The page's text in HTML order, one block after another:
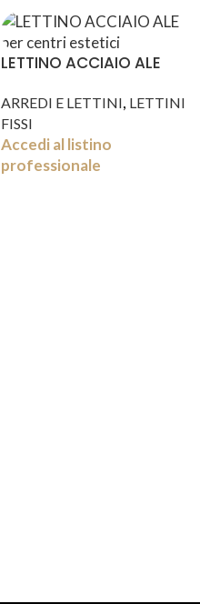
LETTINO ACCIAIO ALE
ARREDI E LETTINI, LETTINI
FISSI
Accedi al listino
professionale